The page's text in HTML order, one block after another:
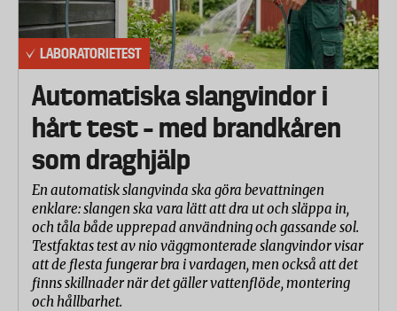
LABORATORIETEST
Automatiska slangvindor i
hårt test – med brandkåren
som draghjälp
En automatisk slangvinda ska göra bevattningen
enklare: slangen ska vara lätt att dra ut och släppa in,
och tåla både upprepad användning och gassande sol.
Testfaktas test av nio väggmonterade slangvindor visar
att de flesta fungerar bra i vardagen, men också att det
finns skillnader när det gäller vattenflöde, montering
och hållbarhet.